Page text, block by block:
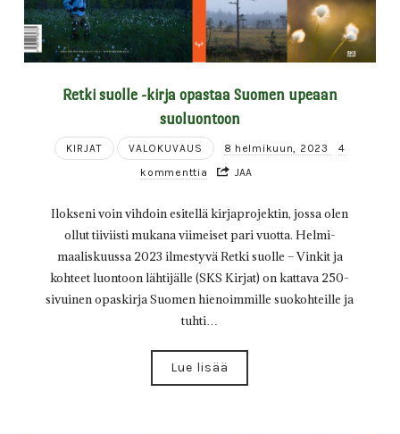
Retki suolle -kirja opastaa Suomen upeaan
suoluontoon
KIRJAT VALOKUVAUS 8 helmikuun, 2023
4
kommenttia
JAA
Ilokseni voin vihdoin esitellä kirjaprojektin, jossa olen
ollut tiiviisti mukana viimeiset pari vuotta. Helmi-
maaliskuussa 2023 ilmestyvä Retki suolle – Vinkit ja
kohteet luontoon lähtijälle (SKS Kirjat) on kattava 250-
sivuinen opaskirja Suomen hienoimmille suokohteille ja
tuhti…
Lue lisää